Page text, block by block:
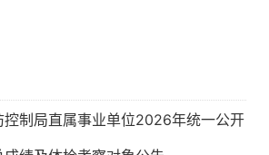
控制局直属事业单位2026年统一公开